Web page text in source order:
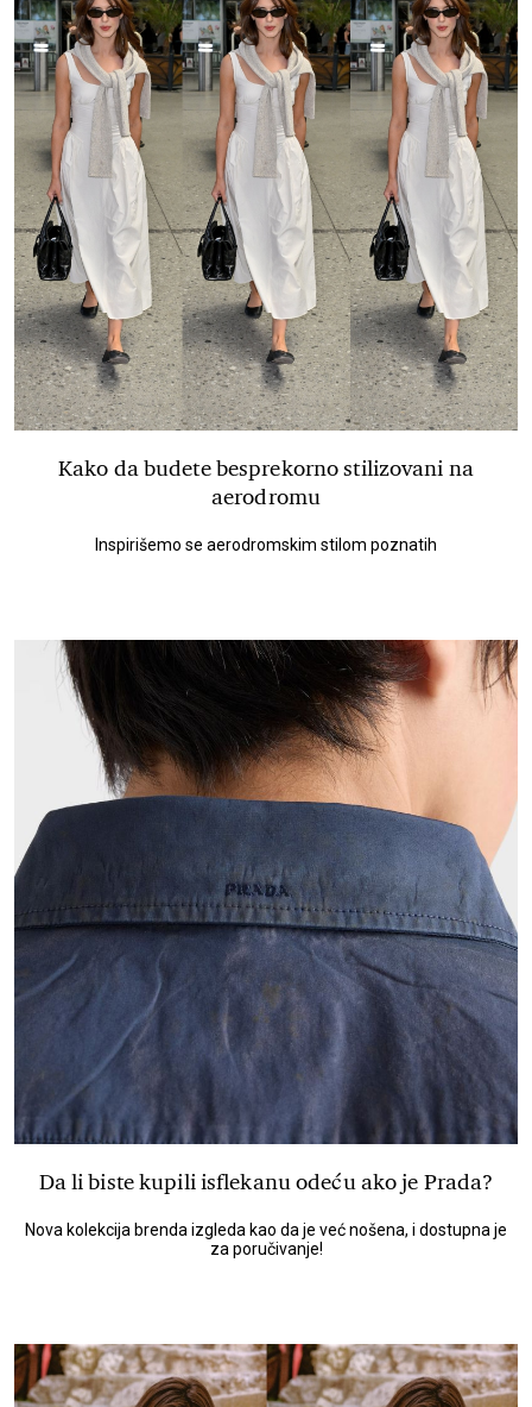
Kako da budete besprekorno stilizovani na
aerodromu
Inspirišemo se aerodromskim stilom poznatih
Da li biste kupili isflekanu odeću ako je Prada?
Nova kolekcija brenda izgleda kao da je već nošena, i dostupna je
za poručivanje!